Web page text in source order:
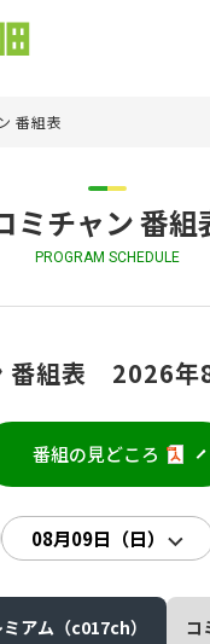
方
番組表
ミチャン 番組
PROGRAM SCHEDULE
番組表 2026年
番組の見どころ
アム（c017ch） コ